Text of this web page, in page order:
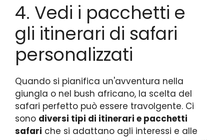
4. Vedi i pacchetti e
gli itinerari di safari
personalizzati
Quando si pianifica un'avventura nella
giungla o nel bush africano, la scelta del
safari perfetto può essere travolgente. Ci
sono diversi tipi di itinerari e pacchetti
safari che si adattano agli interessi e alle